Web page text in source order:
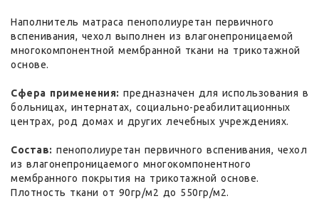
Наполнитель матраса пенополиуретан первичного
вспенивания, чехол выполнен из влагонепроницаемой
многокомпонентной мембранной ткани на трикотажной
основе.
Сфера применения: предназначен для использования в
больницах, интернатах, социально-реабилитационных
центрах, род домах и других лечебных учреждениях.
Состав: пенополиуретан первичного вспенивания, чехол
из влагонепроницаемого многокомпонентного
мембранного покрытия на трикотажной основе.
Плотность ткани от 90гр/м2 до 550гр/м2.